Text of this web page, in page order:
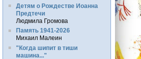
Детям о Рождестве Иоанна
Предтечи
Людмила Громова
Память 1941-2026
Михаил Малеин
"Когда шипит в тиши
машина..."